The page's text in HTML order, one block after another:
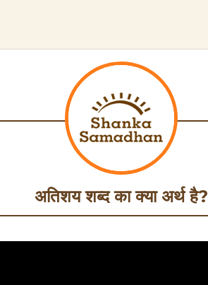
अतिशय शब्द का क्या अर्थ है?